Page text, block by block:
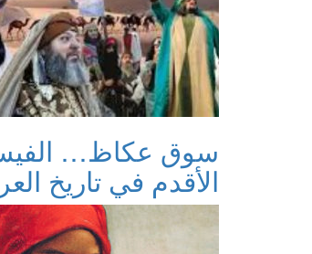
سوق عكاظ…
الأقدم في تاريخ